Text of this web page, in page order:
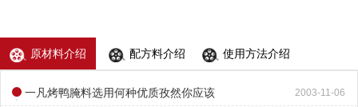
原材料介绍 配方料介绍 使用方法介绍
一凡烤鸭腌料选用何种优质孜然你应该 2003-11-06